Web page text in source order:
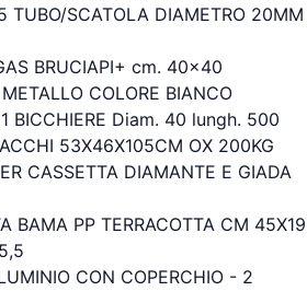
TUBO/SCATOLA DIAMETRO 20MM
BRUCIAPI+ cm. 40x40
COLORE BIANCO
BICCHIERE Diam. 40 lungh. 500
53X46X105CM OX 200KG
CASSETTA DIAMANTE E GIADA
BAMA PP TERRACOTTA CM 45X19
CON COPERCHIO - 2